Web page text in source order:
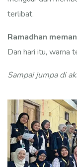
terlibat.
Ramadhan
Dan hari itu, warna
Sampai jumpa di